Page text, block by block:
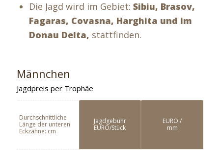
Die Jagd wird im Gebiet: Sibiu, Brasov,
Fagaras, Covasna, Harghita und im
Donau Delta, stattfinden.
Männchen
Jagdpreis per Trophäe
Durchschnittliche
Länge der unteren
Eckzähne: cm
Jagdgebühr
EURO/Stück
EURO /
mm